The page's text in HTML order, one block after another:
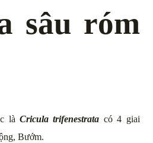
sâu róm
làCricula trifenestrata có 4 giai
Bướm.